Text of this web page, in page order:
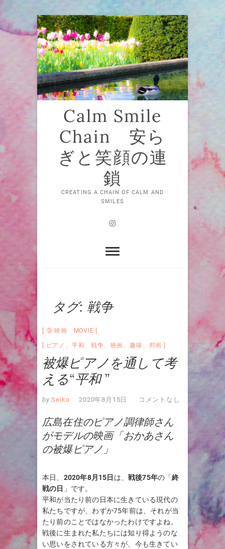
Skip
to
content
Calm Smile
Chain 安ら
ぎと笑顔の連
鎖
CREATING A CHAIN OF CALM AND
SMILES
Instagram
タグ: 戦争
⑨ 映画 MOVIE
ピアノ 平和 、戦争 映画 趣味 邦画
被爆ピアノを通して考
える“平和 ”
by Seiko 2020年8月15日 コメントなし
広島在住のピアノ調律師さん
がモデルの映画「おかあさん
の被爆ピアノ」
本日、 2020年8月15日 は、戦後75年の「終
戦の日 」です。
平和が当たり前の日本に生きている現代の
私たちですが、わずか75年前は、それが当
たり前のことではなかったわけですよね。
戦後に生まれた私たちには知り得ようのな
い思いをされている方々が、今も生きてい